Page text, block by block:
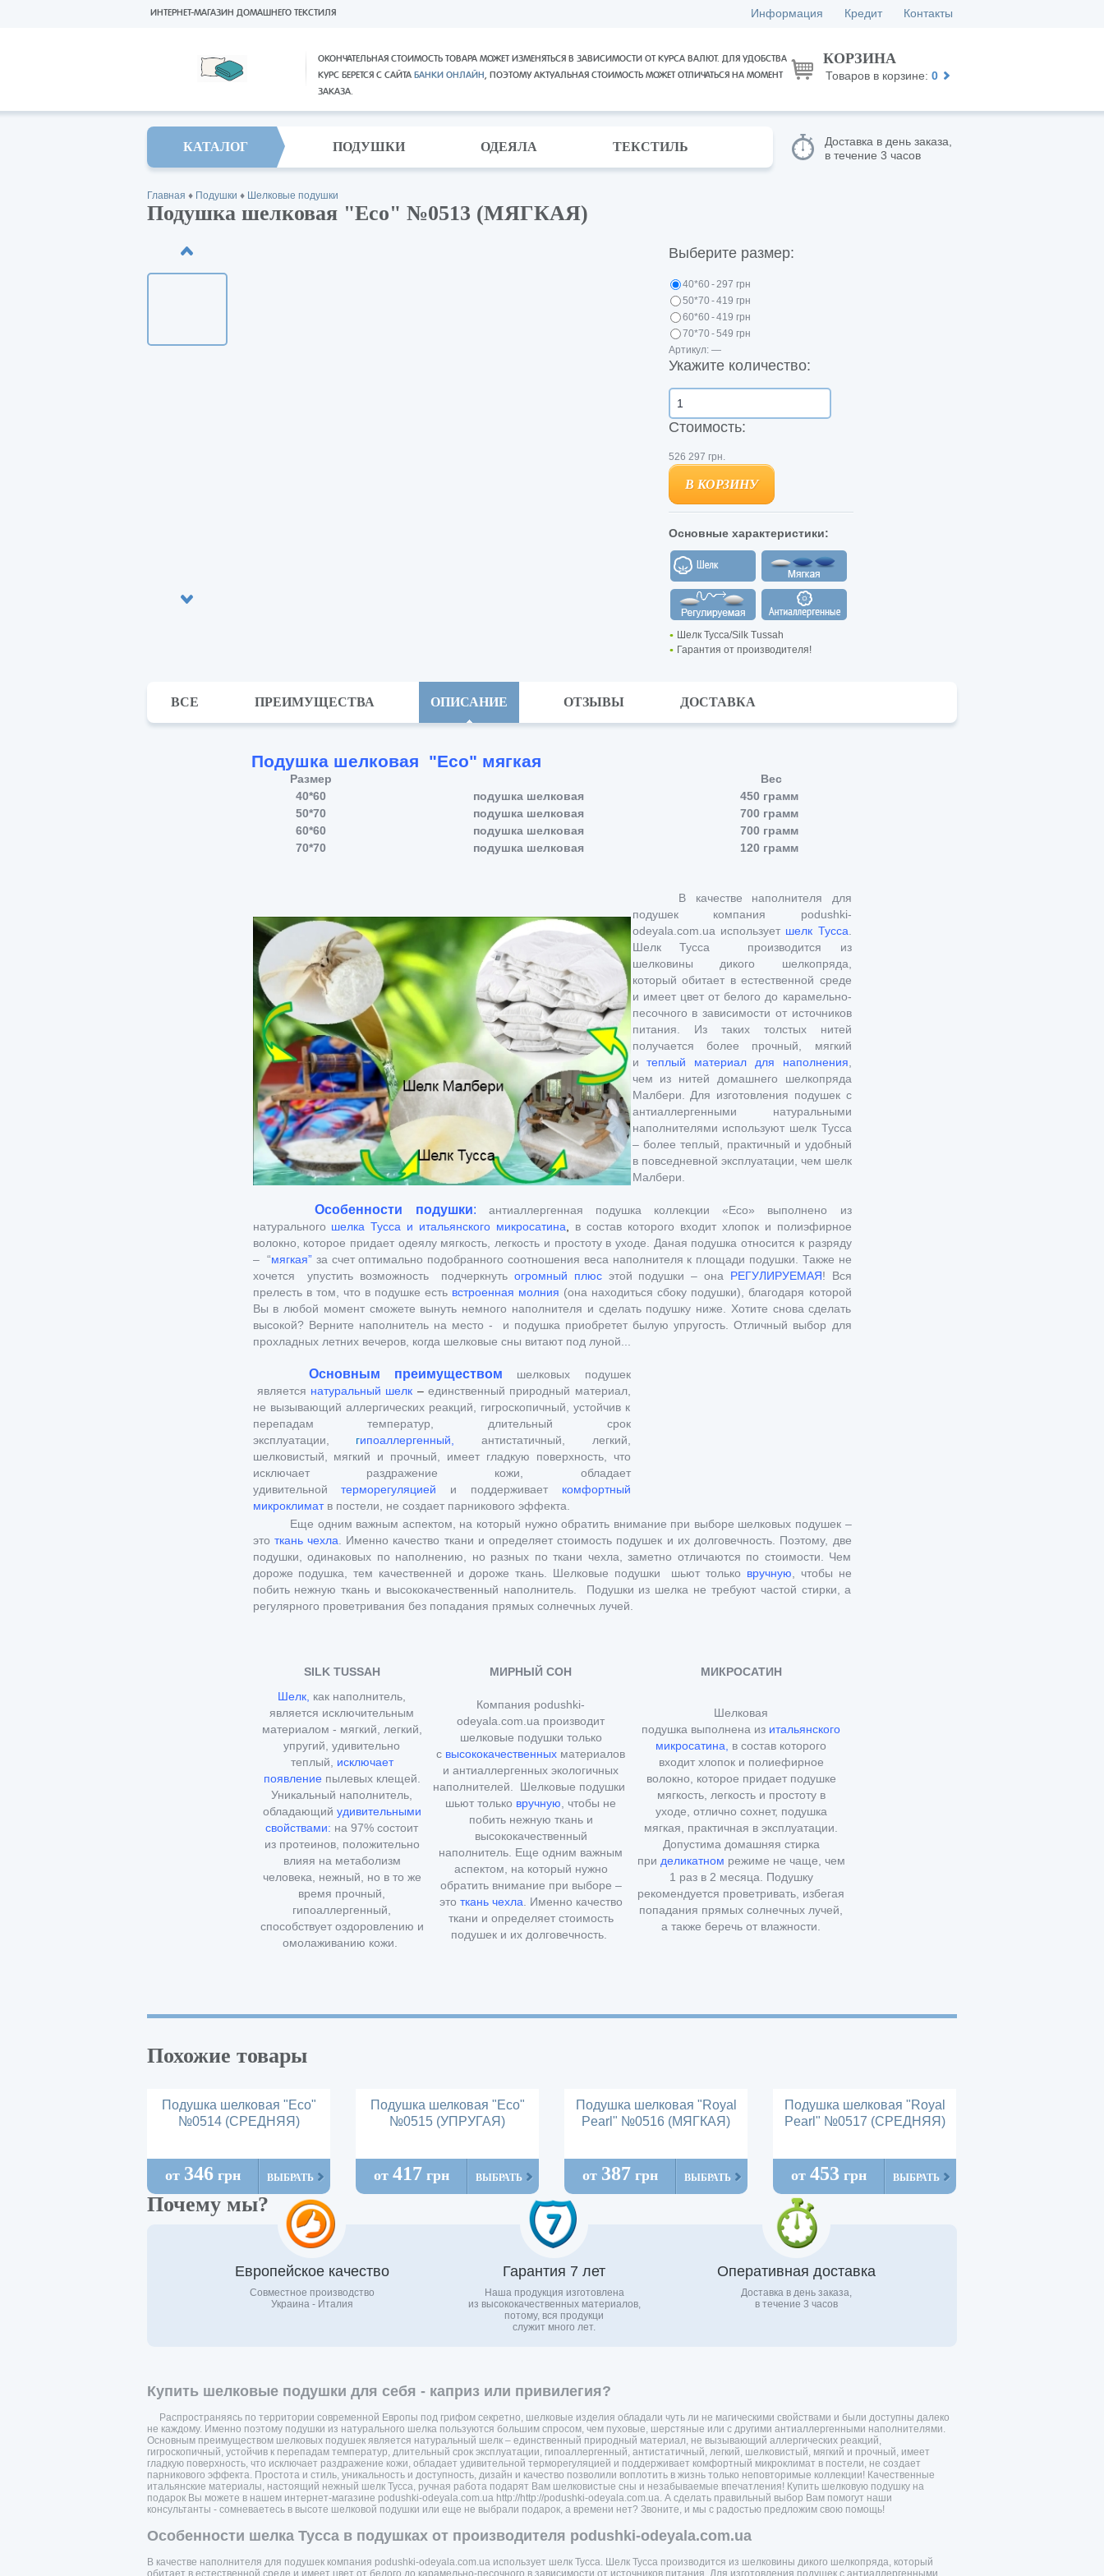
ОКОНЧАТЕЛЬНАЯ СТОИМОСТЬ ТОВАРА МОЖЕТ ИЗМЕНЯТЬСЯ В ЗАВИСИМОСТИ ОТ КУРСА ВАЛЮТ. ДЛЯ УДОБСТВА
КУРС БЕРЕТСЯ С САЙТА БАНКИ ОНЛАЙН, ПОЭТОМУ АКТУАЛЬНАЯ СТОИМОСТЬ МОЖЕТ ОТЛИЧАТЬСЯ НА МОМЕНТ
ЗАКАЗА.
ИНТЕРНЕТ-МАГАЗИН ДОМАШНЕГО ТЕКСТИЛЯ Информация Кредит Контакты
КОРЗИНА
Товаров в корзине: 0
КАТАЛОГ ПОДУШКИ ОДЕЯЛА ТЕКСТИЛЬ
Доставка в день заказа,
в течение 3 часов
Главная ♦ Подушки ♦ Шелковые подушки
Подушка шелковая "Есо" №0513 (МЯГКАЯ)
Выберите размер:
40*60 -297 грн
50*70 -419 грн
60*60 -419 грн
70*70 -549 грн
Артикул: —
Укажите количество:
Стоимость:
526 297 грн.
В КОРЗИНУ
Основные характеристики:
Шелк Тусса/Silk Tussah
Гарантия от производителя!
ВСЕ ПРЕИМУЩЕСТВА ОПИСАНИЕ ОТЗЫВЫ ДОСТАВКА
Подушка шелковая "Есо" мягкая
Размер
Вес
40*60
подушка шелковая
450 грамм
50*70
подушка шелковая
700 грамм
60*60
подушка шелковая
700 грамм
70*70
подушка шелковая 120 грамм
В качестве наполнителя для
подушек компания podushki-
odeyala.com.ua использует шелк Тусса
Шелк Тусса производится из
шелковины дикого шелкопряда,
который обитает в естественной среде
и имеет цвет от белого до карамельно-
песочного в зависимости от источников
питания. Из таких толстых нитей
получается более прочный, мягкий
итеплый материал для наполнения
чем из нитей домашнего шелкопряда
Малбери. Для изготовления подушек с
антиаллергенными натуральными
наполнителями используют шелк Тусса
– более теплый, практичный и удобный
в повседневной эксплуатации, чем шелк
Малбери.
Особенности подушки: антиаллергенная подушка коллекции «Есо» выполнено из
натурального шелка Тусса и итальянского микросатина
в состав которого входит хлопок и полиэфирное
волокно, которое придает одеялу мягкость, легкость и простоту в уходе. Даная подушка относится к разряду
– “мягкая” за счет оптимально подобранного соотношения веса наполнителя к площади подушки. Также не
хочется упустить возможность подчеркнутьогромный плюсэтой подушки – она РЕГУЛИРУЕМАЯ! Вся
прелесть в том, что в подушке есть встроенная молния (она находиться сбоку подушки), благодаря которой
Вы в любой момент сможете вынуть немного наполнителя и сделать подушку ниже. Хотите снова сделать
высокой? Верните наполнитель на место - и подушка приобретет былую упругость.
Отличный выбор для
прохладных летних вечеров, когда шелковые сны витают под луной...
Основным преимуществом
шелковых подушек
является натуральный шелк – единственный природный материал,
не вызывающий аллергических реакций, гигроскопичный, устойчив к
перепадам температур, длительный срок
эксплуатации,
гипоаллергенный
антистатичный, легкий,
шелковистый, мягкий и прочный, имеет гладкую поверхность, что
исключает раздражение кожи, обладает
удивительной
терморегуляцией и поддерживает комфортный
микроклимат в постели, не создает парникового эффекта.
Еще одним важным аспектом, на который нужно обратить внимание при выборе шелковых подушек –
это ткань чехла . Именно качество ткани и определяет стоимость подушек и их долговечность. Поэтому, две
подушки, одинаковых по наполнению, но разных по ткани чехла, заметно отличаются по стоимости. Чем
дороже подушка, тем качественней и дороже ткань. Шелковые подушки шьют только вручную , чтобы не
побить нежную ткань и высококачественный наполнитель. Подушки из шелка не требуют частой стирки, а
регулярного проветривания без попадания прямых солнечных лучей.
SILK TUSSAH МИРНЫЙ СОН
МИКРОСАТИН
Шелк, как наполнитель,
является исключительным
материалом - мягкий, легкий,
упругий, удивительно
теплый,
исключает
появление пылевых клещей.
Уникальный наполнитель,
обладающий удивительными
свойствами: на 97% состоит
из протеинов, положительно
влияя на метаболизм
человека, нежный, но в то же
время прочный,
гипоаллергенный,
способствует оздоровлению и
омолаживанию кожи.
Компания podushki-
odeyala.com.ua производит
шелковые подушки только
с высококачественных материалов
и антиаллергенных экологичных
наполнителей. Шелковые подушки
шьют только вручную , чтобы не
побить нежную ткань и
высококачественный
наполнитель. Еще одним важным
аспектом, на который нужно
обратить внимание при выборе –
это ткань чехла . Именно качество
ткани и определяет стоимость
подушек и их долговечность
Шелковая
подушка выполнена из итальянского
микросатина,
в состав которого
входит хлопок и полиефирное
волокно, которое придает подушке
мягкость, легкость и простоту в
уходе, отлично сохнет, подушка
мягкая, практичная в эксплуатации.
Допустима домашняя стирка
при деликатном режиме не чаще, чем
1 раз в 2 месяца. Подушку
рекомендуется проветривать, избегая
попадания прямых солнечных лучей,
а также беречь от влажности.
Похожие товары
Подушка шелковая "Есо"
№0514 (СРЕДНЯЯ)
от 346грн ВЫБРАТЬ
Подушка шелковая "Есо"
№0515 (УПРУГАЯ)
от 417 грн ВЫБРАТЬ
Подушка шелковая "Royal
Pearl" №0516 (МЯГКАЯ)
от 387 грн ВЫБРАТЬ
Подушка шелковая "Royal
Pearl" №0517 (СРЕДНЯЯ)
от 453 грн ВЫБРАТЬ
Почему мы?
Европейское качество
Совместное производство
Украина - Италия
Гарантия 7 лет
Наша продукция изготовлена
из высококачественных материалов,
потому, вся продукци
служит много лет.
Оперативная доставка
Доставка в день заказа,
в течение 3 часов
Купить шелковые подушки для себя - каприз или привилегия?
Распространяясь по территории современной Европы под грифом секретно, шелковые изделия обладали чуть ли не магическими свойствами и были доступны далеко
не каждому. Именно поэтому подушки из натурального шелка пользуются большим спросом, чем пуховые, шерстяные или с другими антиаллергенными наполнителями.
Основным преимуществом шелковых подушек является натуральный шелк – единственный природный материал, не вызывающий аллергических реакций,
гигроскопичный, устойчив к перепадам температур, длительный срок эксплуатации, гипоаллергенный, антистатичный, легкий, шелковистый, мягкий и прочный, имеет
гладкую поверхность, что исключает раздражение кожи, обладает удивительной терморегуляцией и поддерживает комфортный микроклимат в постели, не создает
парникового эффекта. Простота и стиль, уникальность и доступность, дизайн и качество позволили воплотить в жизнь только неповторимые коллекции! Качественные
итальянские материалы, настоящий нежный шелк Тусса, ручная работа подарят Вам шелковистые сны и незабываемые впечатления! Купить шелковую подушку на
подарок Вы можете в нашем интернет-магазине podushki-odeyala.com.ua http://http://podushki-odeyala.com.ua. А сделать правильный выбор Вам помогут наши
консультанты - сомневаетесь в высоте шелковой подушки или еще не выбрали подарок, а времени нет? Звоните, и мы с радостью предложим свою помощь!
Особенности шелка Тусса в подушках от производителя podushki-odeyala.com.ua
В качестве наполнителя для подушек компания podushki-odeyala.com.ua использует шелк Тусса. Шелк Тусса производится из шелковины дикого шелкопряда, который
обитает в естественной среде и имеет цвет от белого до карамельно-песочного в зависимости от источников питания. Для изготовления подушек с антиаллергенными